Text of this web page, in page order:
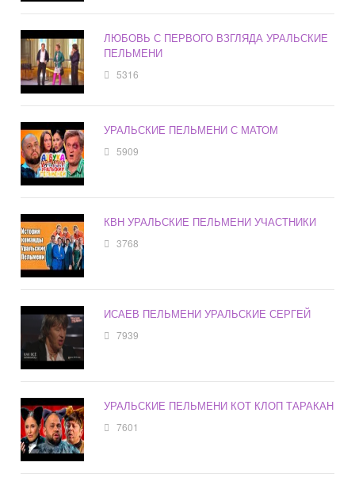
ЛЮБОВЬ С ПЕРВОГО ВЗГЛЯДА УРАЛЬСКИЕ
ПЕЛЬМЕНИ
5316
УРАЛЬСКИЕ ПЕЛЬМЕНИ С МАТОМ
5909
КВН УРАЛЬСКИЕ ПЕЛЬМЕНИ УЧАСТНИКИ
3768
ИСАЕВ ПЕЛЬМЕНИ УРАЛЬСКИЕ СЕРГЕЙ
7939
УРАЛЬСКИЕ ПЕЛЬМЕНИ КОТ КЛОП ТАРАКАН
7601